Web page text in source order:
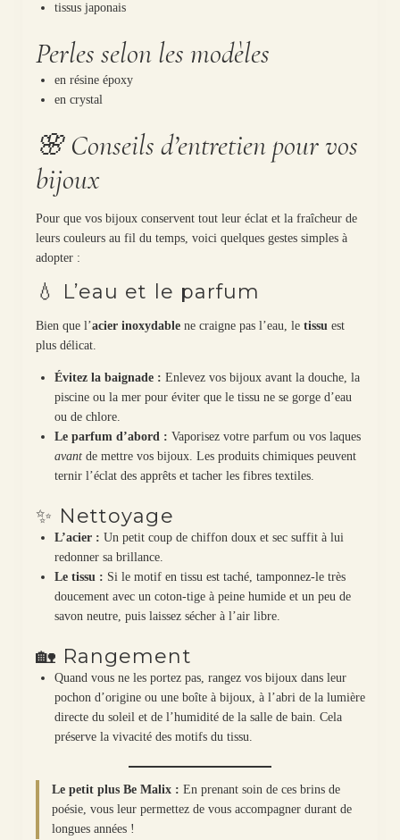
tissus japonais
Perles selon les modèles
en résine époxy
en crystal
🌸 Conseils d’entretien pour vos
bijoux
Pour que vos bijoux conservent tout leur éclat et la fraîcheur de
leurs couleurs au fil du temps, voici quelques gestes simples à
adopter :
💧 L’eau et le parfum
Bien que l’acier inoxydablene craigne pas l’eau, le tissu est
plus délicat.
Évitez la baignade : Enlevez vos bijoux avant la douche, la
piscine ou la mer pour éviter que le tissu ne se gorge d’eau
ou de chlore.
Le parfum d’abord : Vaporisez votre parfum ou vos laques
avantde mettre vos bijoux. Les produits chimiques peuvent
ternir l’éclat des apprêts et tacher les fibres textiles.
✨ Nettoyage
L’acier : Un petit coup de chiffon doux et sec suffit à lui
redonner sa brillance.
Le tissu : Si le motif en tissu est taché, tamponnez-le très
doucement avec un coton-tige à peine humide et un peu de
savon neutre, puis laissez sécher à l’air libre.
🏡 Rangement
Quand vous ne les portez pas, rangez vos bijoux dans leur
pochon d’origine ou une boîte à bijoux, à l’abri de la lumière
directe du soleil et de l’humidité de la salle de bain. Cela
préserve la vivacité des motifs du tissu.
Le petit plus Be Malix : En prenant soin de ces brins de
poésie, vous leur permettez de vous accompagner durant de
longues années !